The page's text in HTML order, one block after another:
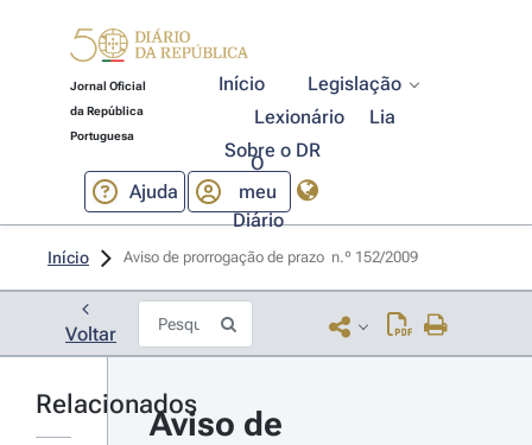
Jornal Oficial
da República
Portuguesa
Início
Legislação
Lexionário
Lia
Sobre o DR
Ajuda
O
meu
Diário
Início Aviso de prorrogação de prazo  n.º 152/2009
Voltar
Relacionados
Aviso de